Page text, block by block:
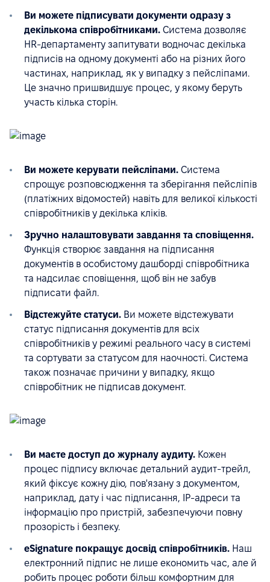
Ви можете підписувати документи одразу з
декількома співробітниками. Система дозволяє
HR-департаменту запитувати водночас декілька
підписів на одному документі або на різних його
частинах, наприклад, як у випадку з пейсліпами.
Це значно пришвидшує процес, у якому беруть
участь кілька сторін.
Ви можете керувати пейсліпами. Система
спрощує розповсюдження та зберігання пейсліпів
(платіжних відомостей) навіть для великої кількості
співробітників у декілька кліків.
Зручно налаштовувати завдання та сповіщення.
Функція створює завдання на підписання
документів в особистому дашборді співробітника
та надсилає сповіщення, щоб він не забув
підписати файл.
Відстежуйте статуси. Ви можете відстежувати
статус підписання документів для всіх
співробітників у режимі реального часу в системі
та сортувати за статусом для наочності. Система
також позначає причини у випадку, якщо
співробітник не підписав документ.
Ви маєте доступ до журналу аудиту. Кожен
процес підпису включає детальний аудит-трейл,
який фіксує кожну дію, пов'язану з документом,
наприклад, дату і час підписання, IP-адреси та
інформацію про пристрій, забезпечуючи повну
прозорість і безпеку.
eSignature покращує досвід співробітників. Наш
електронний підпис не лише економить час, але й
робить процес роботи більш комфортним для